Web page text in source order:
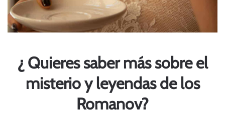
¿ Quieres saber más sobre el
misterio y leyendas de los
Romanov?